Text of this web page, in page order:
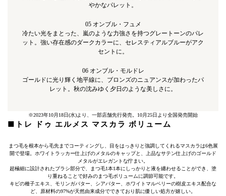
やかなパレット。
05 オンブル・フュメ
冷たい光をまとった、嵐のような力強さを持つグレートーンのパレ
ット。強い存在感のダークカラーに、セレスティアルブルーがアク
セントに。
06 オンブル・モルドレ
ゴールドに光り輝く地平線に、ブロンズのニュアンスが加わったパ
レット。秋の沈みゆく夕日のような美しさに。
※2023年10月18日(水)より、一部店舗先行発売。10月25日より全国発売開始
■トレ ドゥ エルメス マスカラ ボリューム
まつ毛を根本から毛先までコーティングし、目をはっきりと強調してくれるマスカラは6色展
開で登場。ホワイトラッカー仕上げのメタルのキャップと、上品なサテン仕上げのゴールド
メタルがエレガントな佇まい。
超極細に設計されたブラシ部分で、まつ毛1本1本にしっかりと液を纏わせることができ、塗
り重ねることで好みのまつ毛ボリュームに調節可能です。
キビの種子エキス、モリンガバター、シアバター、ホワイトマルベリーの樹皮エキス配合な
ど、原材料の97%が天然由来成分でできており肌に優しい処方が嬉しい。